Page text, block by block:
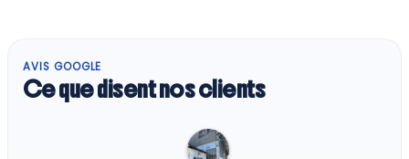
AVIS GOOGLE
Ce que disent nos clients